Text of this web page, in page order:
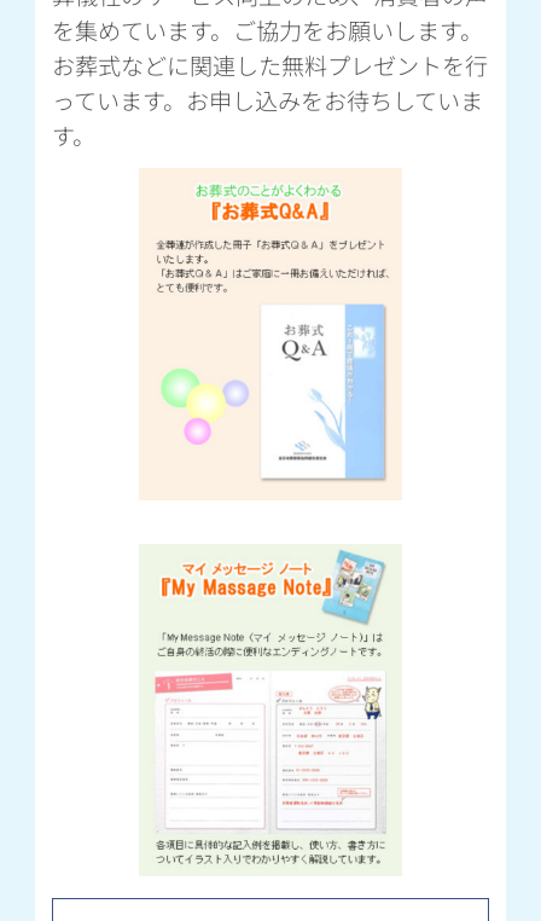
を集めています。ご協力をお願いします。
お葬式などに関連した無料プレゼントを行
っています。お申し込みをお待ちしていま
す。